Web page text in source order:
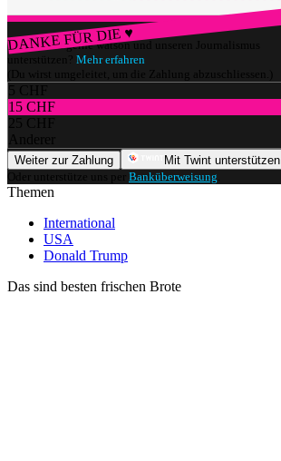
DANKE FÜR DIE ♥
Würdest du gerne watson und unseren Journalismus
unterstützen? Mehr erfahren
(Du wirst umgeleitet, um die Zahlung abzuschliessen.)
5 CHF
15 CHF
25 CHF
Anderer
Weiter zur Zahlung
Mit Twint unterstützen
Oder unterstütze uns per Banküberweisung
Themen
International
USA
Donald Trump
Das sind besten frischen Brote